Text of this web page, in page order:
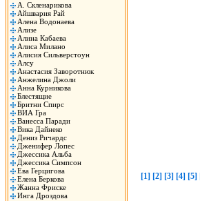
А. Скленарикова
Айшвария Рай
Алена Водонаева
Ализе
Алина Кабаева
Алиса Милано
Алисия Сильверстоун
Алсу
Анастасия Заворотнюк
Анжелина Джоли
Анна Курникова
Блестящие
Бритни Спирс
ВИА Гра
Ванесса Паради
Вика Дайнеко
Дениз Ричардс
Дженифер Лопес
Джессика Альба
Джессика Симпсон
Ева Герцигова
Елена Беркова
Жанна Фриске
Инга Дроздова
[1] [2] [3] [4] [5]